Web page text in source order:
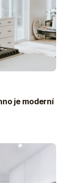
je moderní